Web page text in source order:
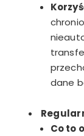
dane
Co to